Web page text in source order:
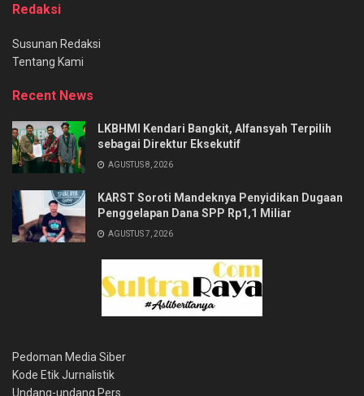
Redaksi
Susunan Redaksi
Tentang Kami
Recent News
LKBHMI Kendari Bangkit, Alfansyah Terpilih
sebagai Direktur Eksekutif
AGUSTUS 8, 2026
KARST Soroti Mandeknya Penyidikan Dugaan
Penggelapan Dana SPP Rp1,1 Miliar
AGUSTUS 7, 2026
Pedoman Media Siber
Kode Etik Jurnalistik
Undang-undang Pers